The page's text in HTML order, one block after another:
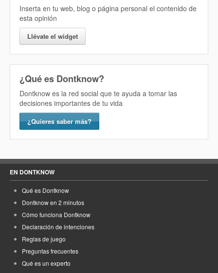
Inserta en tu web, blog o página personal el contenido de
esta opinión
Llévate el widget
¿Qué es Dontknow?
Dontknow es la red social que te ayuda a tomar las
decisiones importantes de tu vida
¿Quieres saber más?
EN DONTKNOW
Qué es Dontknow
Dontknow en 2 minutos
Cómo funciona Dontknow
Declaración de intenciones
Reglas de juego
Preguntas frecuentes
Qué es un experto